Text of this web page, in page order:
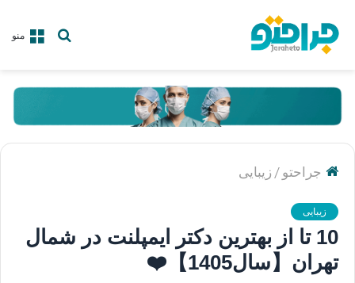
منوجستجو
جراحتو / زیبایی
زیبایی
10 تا از بهترین دکتر ایمپلنت در شمال
تهران【سال1405】❤️